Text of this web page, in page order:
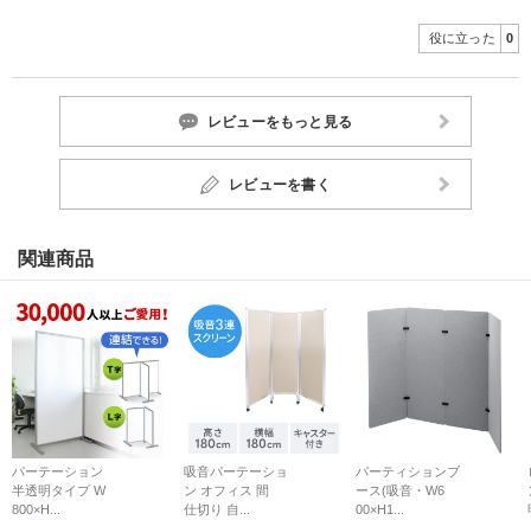
役に立った 0
レビューをもっと見る
レビューを書く
関連商品
パーテーション
半透明タイプ W
800×H...
吸音パーテーショ
ン オフィス 間
仕切り 自...
パーティションブ
ース(吸音・W6
00×H1...